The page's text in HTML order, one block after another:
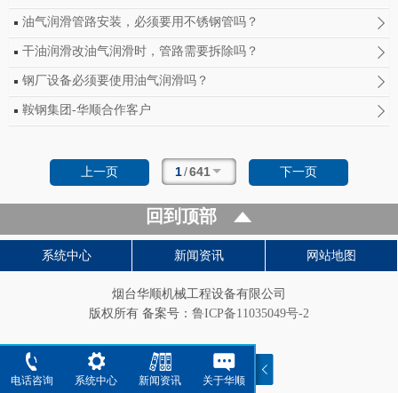
油气润滑管路安装，必须要用不锈钢管吗？
干油润滑改油气润滑时，管路需要拆除吗？
钢厂设备必须要使用油气润滑吗？
鞍钢集团-华顺合作客户
上一页 1/641 下一页
回到顶部
系统中心 新闻资讯 网站地图
烟台华顺机械工程设备有限公司
版权所有 备案号： 鲁ICP备11035049号-2
电话咨询 系统中心 新闻资讯 关于华顺